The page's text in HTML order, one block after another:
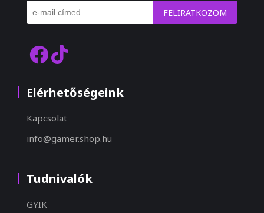
FELIRATKOZOM
Elérhetőségeink
Kapcsolat
info@gamer.shop.hu
Tudnivalók
GYIK